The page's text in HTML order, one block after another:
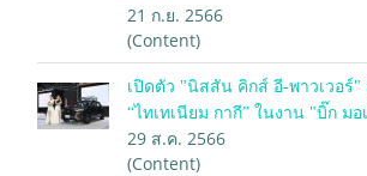
21 ก.ย. 2566
(Content)
เปิดตัว "นิสสัน คิกส์ อี-พาวเวอร์"
“ไทเทเนียม กากี” ในงาน "บิ๊ก มอ
29 ส.ค. 2566
(Content)